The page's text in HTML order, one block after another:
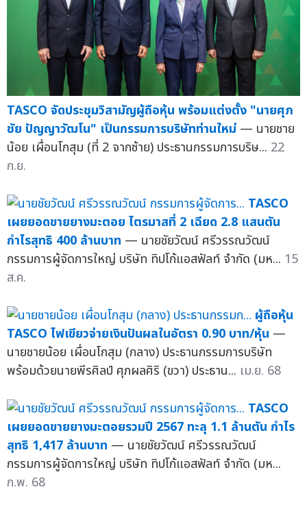
TASCO จัดประชุมวิสามัญผู้ถือหุ้น พร้อมแต่งตั้ง "นายศุภ
ชัย ปัญญาวัฒโน" เป็นกรรมการบริษัทท่านใหม่ — นายชาย
น้อย เผื่อนโกสุม (ที่ 2 จากซ้าย) ประธานกรรมการบริษ... 22
ก.ย.
TASCO
เผยยอดขายยางมะตอย ไตรมาสที่ 2 เฉียด 2.8 แสนตัน
กำไรสุทธิ 400 ล้านบาท — นายชัยวัฒน์ ศรีวรรณวัฒน์
กรรมการผู้จัดการใหญ่ บริษัท ทิปโก้แอสฟัลท์ จำกัด (มห... 15
ส.ค.
ผู้ถือหุ้น
TASCO ไฟเขียวจ่ายเงินปันผลในอัตรา 0.90 บาท/หุ้น —
นายชายน้อย เผื่อนโกสุม (กลาง) ประธานกรรมการบริษัท
พร้อมด้วยนายพีรศิลป์ ศุภผลศิริ (ขวา) ประธาน... เม.ย. 68
TASCO
เผยยอดขายยางมะตอยรวมปี 2567 ทะลุ 1.1 ล้านตัน กำไร
สุทธิ 1,417 ล้านบาท — นายชัยวัฒน์ ศรีวรรณวัฒน์
กรรมการผู้จัดการใหญ่ บริษัท ทิปโก้แอสฟัลท์ จำกัด (มห...
ก.พ. 68